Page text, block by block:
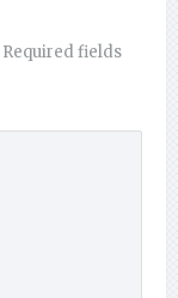
Required fields